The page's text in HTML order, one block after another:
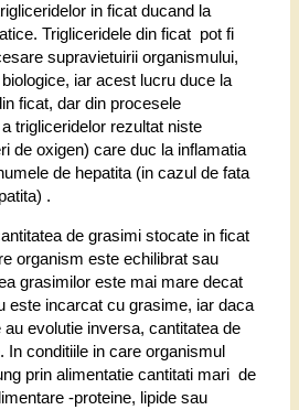
in ficat ducand la
Trigliceridele din ficat pot fi
supravietuirii organismului,
iar acest lucru duce la
ficat, dar din procesele
trigliceridelor rezultat niste
de oxigen) care duc la inflamatia
de hepatita (in cazul de fata
.
de grasimi stocate in ficat
organism este echilibrat sau
grasimilor este mai mare decat
este incarcat cu grasime, iar daca
evolutie inversa, cantitatea de
In conditiile in care organismul
prin alimentatie cantitati mari de
-proteine, lipide sau